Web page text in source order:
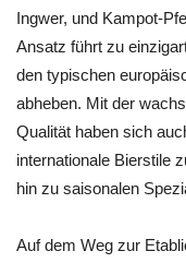
Ingwer, und Kampot-
Ansatz führt zu
den typischen
abheben. Mit der
Qualität haben sich
internationale Bierstile
hin zu saisonalen
Auf dem Weg zur